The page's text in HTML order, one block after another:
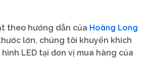
theo hướng dẫn của Hoàng Long
lớn, chúng tôi khuyến khích
LED tại đơn vị mua hàng của